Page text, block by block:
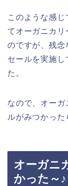
このような感
てオーガニカリ
のですが、残念
セールを実施し
た。
なので、オーガ
ルがみつかっ
オーガニ
かった～♪